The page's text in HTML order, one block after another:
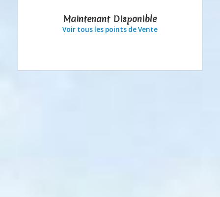
Maintenant Disponible
Voir tous les points de Vente